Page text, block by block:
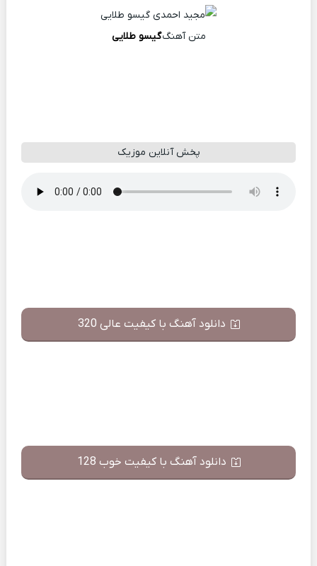
متن آهنگگیسو طلایی
پخش آنلاین موزیک
دانلود آهنگ با کیفیت عالی 320
دانلود آهنگ با کیفیت خوب 128